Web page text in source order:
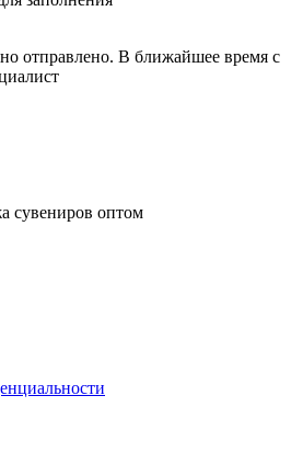
отправлено. В ближайшее время с
сувениров оптом